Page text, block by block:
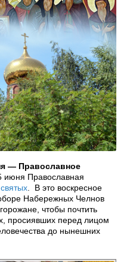
— Православное
июня Православная
. В это воскресное
Набережных Челнов
чтобы почтить
просиявших перед лицом
до нынешних